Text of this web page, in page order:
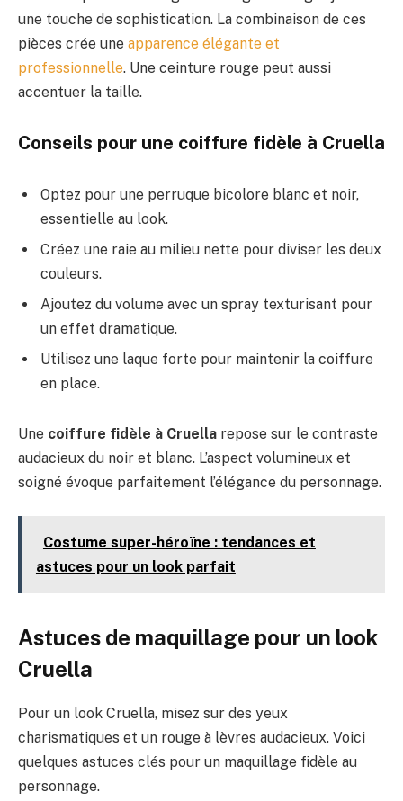
une touche de sophistication. La combinaison de ces
pièces crée une apparence élégante et
professionnelle. Une ceinture rouge peut aussi
accentuer la taille.
Conseils pour une coiffure fidèle à Cruella
Optez pour une perruque bicolore blanc et noir,
essentielle au look.
Créez une raie au milieu nette pour diviser les deux
couleurs.
Ajoutez du volume avec un spray texturisant pour
un effet dramatique.
Utilisez une laque forte pour maintenir la coiffure
en place.
Une coiffure fidèle à Cruella repose sur le contraste
audacieux du noir et blanc. L’aspect volumineux et
soigné évoque parfaitement l’élégance du personnage.
Costume super-héroïne : tendances et
astuces pour un look parfait
Astuces de maquillage pour un look
Cruella
Pour un look Cruella, misez sur des yeux
charismatiques et un rouge à lèvres audacieux. Voici
quelques astuces clés pour un maquillage fidèle au
personnage.